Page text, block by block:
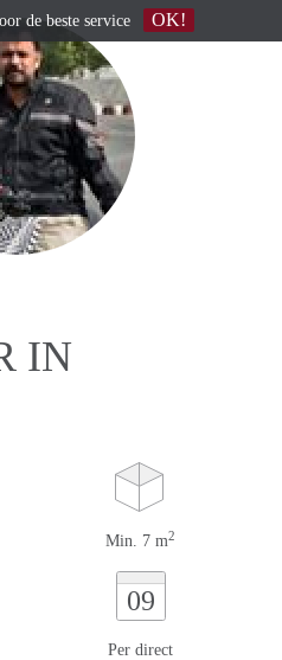
IN
Min. 7 m2
09
Per direct
de beste service OK!